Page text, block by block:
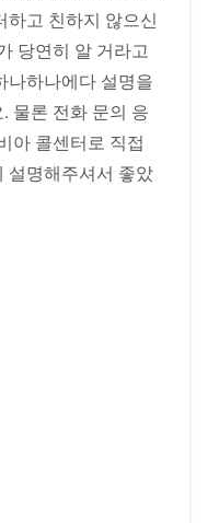
고 친하지 않으신
당연히 알 거라고
나하나에다 설명을
물론 전화 문의 응
아 콜센터로 직접
설명해주셔서 좋았